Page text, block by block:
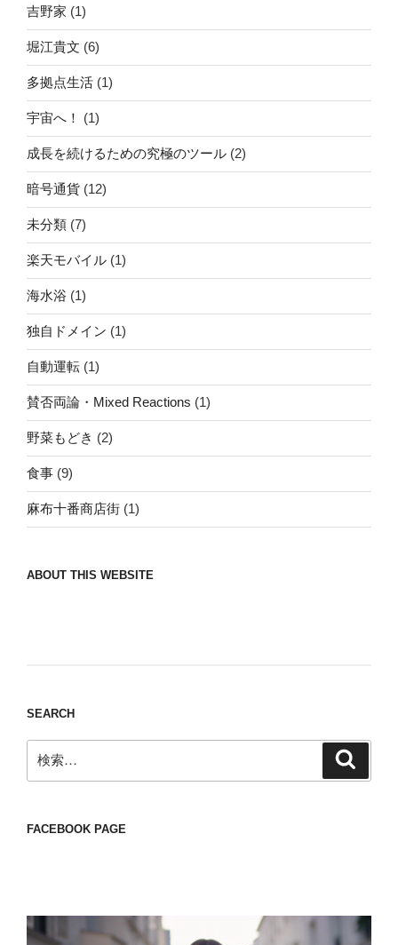
吉野家 (1)
堀江貴文 (6)
多拠点生活 (1)
宇宙へ！ (1)
成長を続けるための究極のツール (2)
暗号通貨 (12)
未分類 (7)
楽天モバイル (1)
海水浴 (1)
独自ドメイン (1)
自動運転 (1)
賛否両論・Mixed Reactions (1)
野菜もどき (2)
食事 (9)
麻布十番商店街 (1)
ABOUT THIS WEBSITE
SEARCH
索:
FACEBOOK PAGE
動